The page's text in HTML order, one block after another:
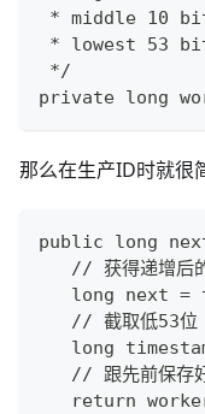
* middle 10
* lowest 53
*/
private long
那么在生产ID时就很
public long
// 获得递增后
long next =
   // 截取低53位
long
// 跟先前保存
return